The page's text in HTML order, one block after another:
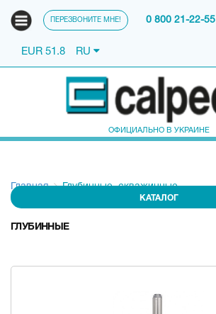
ПЕРЕЗВОНИТЕ МНЕ! 0 800 21-22-55
EUR 51.8 RU
ОФИЦИАЛЬНО В УКРАИНЕ
Главная Глубинные, скважинные
КАТАЛОГ
ГЛУБИННЫЕ